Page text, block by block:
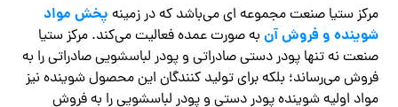
مرکز ستیا صنعت مجموعه ای می‌باشد که در زمینه پخش مواد
شوینده و فروش آن به صورت عمده فعالیت می‌کند. مرکز ستیا
صنعت نه تنها پودر دستی صادراتی و پودر لباسشویی صادراتی را به
فروش می‌رساند؛ بلکه برای تولید کنندگان این محصول شوینده نیز
مواد اولیه شوینده پودر دستی و پودر لباسشویی را به فروش